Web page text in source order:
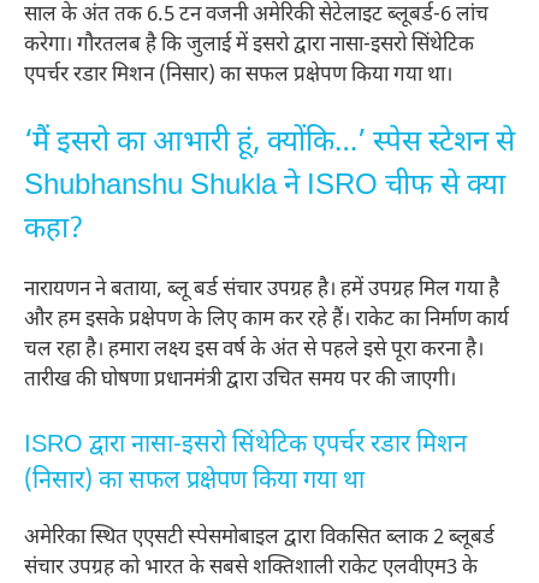
साल के अंत तक 6.5 टन वजनी अमेरिकी सेटेलाइट ब्लूबर्ड-6 लांच
करेगा। गौरतलब है कि जुलाई में इसरो द्वारा नासा-इसरो सिंथेटिक
एपर्चर रडार मिशन (निसार) का सफल प्रक्षेपण किया गया था।
‘मैं इसरो का आभारी हूं, क्योंकि…’ स्पेस स्टेशन से
Shubhanshu Shukla ने ISRO चीफ से क्या
कहा?
नारायणन ने बताया, ब्लू बर्ड संचार उपग्रह है। हमें उपग्रह मिल गया है
और हम इसके प्रक्षेपण के लिए काम कर रहे हैं। राकेट का निर्माण कार्य
चल रहा है। हमारा लक्ष्य इस वर्ष के अंत से पहले इसे पूरा करना है।
तारीख की घोषणा प्रधानमंत्री द्वारा उचित समय पर की जाएगी।
ISRO द्वारा नासा-इसरो सिंथेटिक एपर्चर रडार मिशन
(निसार) का सफल प्रक्षेपण किया गया था
अमेरिका स्थित एएसटी स्पेसमोबाइल द्वारा विकसित ब्लाक 2 ब्लूबर्ड
संचार उपग्रह को भारत के सबसे शक्तिशाली राकेट एलवीएम3 के